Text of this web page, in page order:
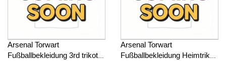
Arsenal Torwart
Fußballbekleidung 3rd trikot
Arsenal Torwart
Fußballbekleidung Heimtrikot